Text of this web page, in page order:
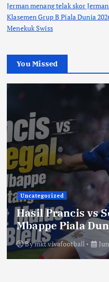
Jerman menang telak skor
Klasemen Grup B Piala Dunia
Menekuk Swiss
You Missed
Uncategorized
Hasil Prancis vs
Mbappe Piala
Bymkt vivafootball